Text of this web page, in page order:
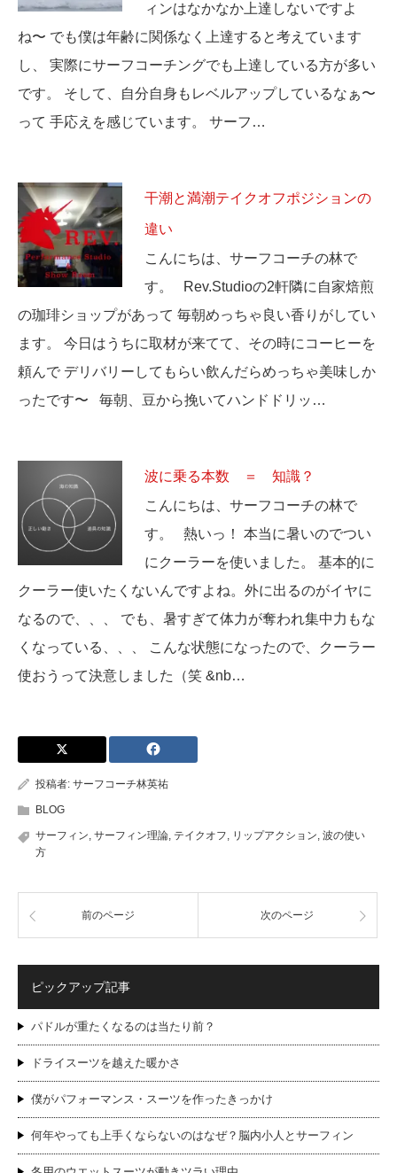
ィンはなかなか上達しないですよ
ね〜 でも僕は年齢に関係なく上達すると考えています
し、 実際にサーフコーチングでも上達している方が多い
です。 そして、自分自身もレベルアップしているなぁ〜
って 手応えを感じています。 サーフ…
干潮と満潮テイクオフポジションの
違い
こんにちは、サーフコーチの林で
す。 Rev.Studioの2軒隣に自家焙煎
の珈琲ショップがあって 毎朝めっちゃ良い香りがしてい
ます。 今日はうちに取材が来てて、その時にコーヒーを
頼んで デリバリーしてもらい飲んだらめっちゃ美味しか
ったです〜 毎朝、豆から挽いてハンドドリッ…
波に乗る本数 ＝ 知識？
こんにちは、サーフコーチの林で
す。 熱いっ！ 本当に暑いのでつい
にクーラーを使いました。 基本的に
クーラー使いたくないんですよね。外に出るのがイヤに
なるので、、、 でも、暑すぎて体力が奪われ集中力もな
くなっている、、、 こんな状態になったので、クーラー
使おうって決意しました（笑 &nb…
投稿者: サーフコーチ林英祐
BLOG
サーフィン, サーフィン理論, テイクオフ, リップアクション, 波の使い
方
前のページ 次のページ
ピックアップ記事
パドルが重たくなるのは当たり前？
ドライスーツを越えた暖かさ
僕がパフォーマンス・スーツを作ったきっかけ
何年やっても上手くならないのはなぜ？脳内小人とサーフィン